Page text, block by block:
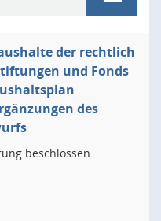
der rechtlich
und Fonds
des
beschlossen